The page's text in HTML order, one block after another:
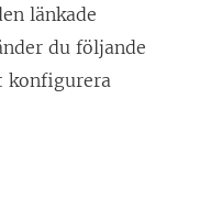
länkade
du följande
konfigurera